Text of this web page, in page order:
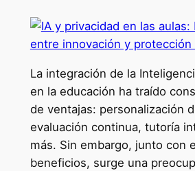
La integración de la
en la educación ha traído
de ventajas: personalización
evaluación continua, tutoría
más. Sin embargo, junto con
beneficios, surge una